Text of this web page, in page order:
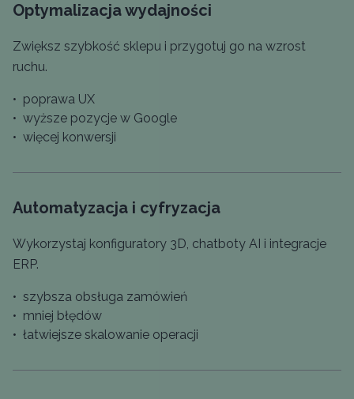
Optymalizacja wydajności
Zwiększ szybkość sklepu i przygotuj go na wzrost
ruchu.
• poprawa UX
• wyższe pozycje w Google
• więcej konwersji
Automatyzacja i cyfryzacja
Wykorzystaj konfiguratory 3D, chatboty AI i integracje
ERP.
• szybsza obsługa zamówień
• mniej błędów
• łatwiejsze skalowanie operacji